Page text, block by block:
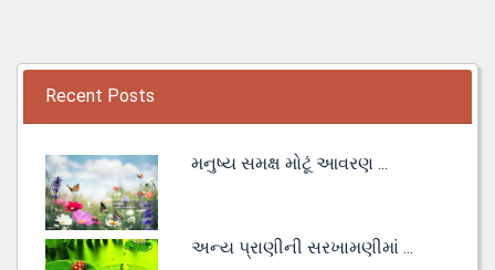
Recent Posts
મનુષ્ય સમક્ષ મોટૂં આવરણ ...
અન્ય પ્રાણીની સરખામણીમાં ...